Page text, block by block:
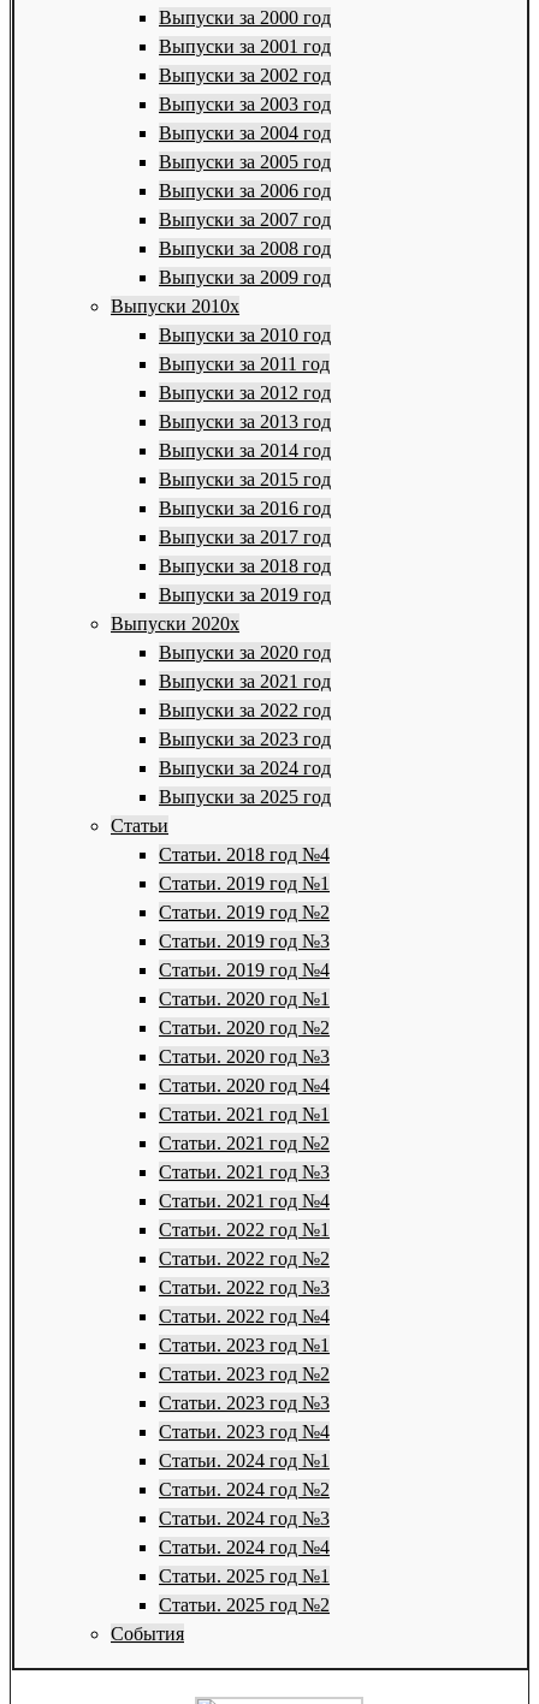
Выпуски за 2000 год
Выпуски за 2001 год
Выпуски за 2002 год
Выпуски за 2003 год
Выпуски за 2004 год
Выпуски за 2005 год
Выпуски за 2006 год
Выпуски за 2007 год
Выпуски за 2008 год
Выпуски за 2009 год
Выпуски 2010х
Выпуски за 2010 год
Выпуски за 2011 год
Выпуски за 2012 год
Выпуски за 2013 год
Выпуски за 2014 год
Выпуски за 2015 год
Выпуски за 2016 год
Выпуски за 2017 год
Выпуски за 2018 год
Выпуски за 2019 год
Выпуски 2020х
Выпуски за 2020 год
Выпуски за 2021 год
Выпуски за 2022 год
Выпуски за 2023 год
Выпуски за 2024 год
Выпуски за 2025 год
Статьи
Статьи. 2018 год №4
Статьи. 2019 год №1
Статьи. 2019 год №2
Статьи. 2019 год №3
Статьи. 2019 год №4
Статьи. 2020 год №1
Статьи. 2020 год №2
Статьи. 2020 год №3
Статьи. 2020 год №4
Статьи. 2021 год №1
Статьи. 2021 год №2
Статьи. 2021 год №3
Статьи. 2021 год №4
Статьи. 2022 год №1
Статьи. 2022 год №2
Статьи. 2022 год №3
Статьи. 2022 год №4
Статьи. 2023 год №1
Статьи. 2023 год №2
Статьи. 2023 год №3
Статьи. 2023 год №4
Статьи. 2024 год №1
Статьи. 2024 год №2
Статьи. 2024 год №3
Статьи. 2024 год №4
Статьи. 2025 год №1
Статьи. 2025 год №2
События